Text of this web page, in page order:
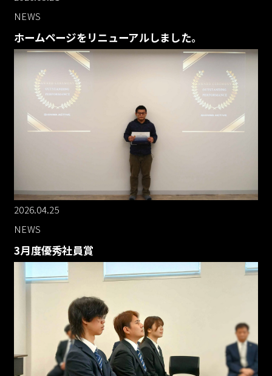
NEWS
ホームページをリニューアルしました。
2026.04.25
NEWS
3月度優秀社員賞